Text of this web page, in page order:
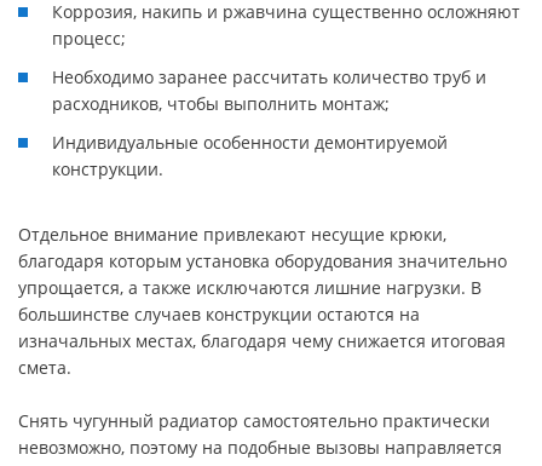
Коррозия, накипь и ржавчина существенно осложняют
процесс;
Необходимо заранее рассчитать количество труб и
расходников, чтобы выполнить монтаж;
Индивидуальные особенности демонтируемой
конструкции.
Отдельное внимание привлекают несущие крюки,
благодаря которым установка оборудования значительно
упрощается, а также исключаются лишние нагрузки. В
большинстве случаев конструкции остаются на
изначальных местах, благодаря чему снижается итоговая
смета.
Снять чугунный радиатор самостоятельно практически
невозможно, поэтому на подобные вызовы направляется